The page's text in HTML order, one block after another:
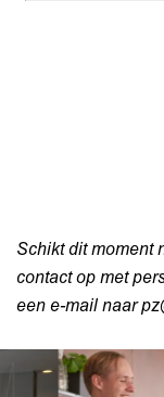
Schikt dit moment
contact op met
een e-mail naar
Overslaan